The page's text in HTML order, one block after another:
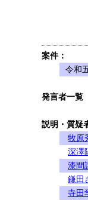
案件：
令和
発言者一覧
説明・質疑
牧原
深澤
漆間
鎌田
寺田